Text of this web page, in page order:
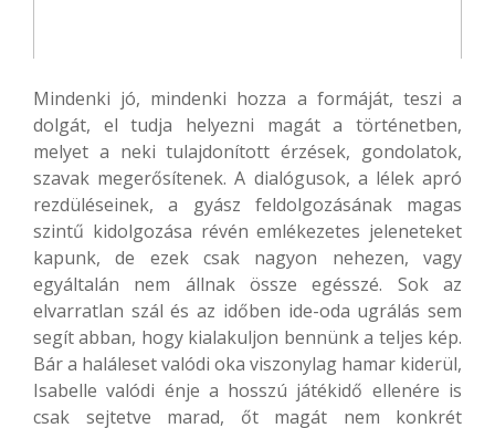
Mindenki jó, mindenki hozza a formáját, teszi a
dolgát, el tudja helyezni magát a történetben,
melyet a neki tulajdonított érzések, gondolatok,
szavak megerősítenek. A dialógusok, a lélek apró
rezdüléseinek, a gyász feldolgozásának magas
szintű kidolgozása révén emlékezetes jeleneteket
kapunk, de ezek csak nagyon nehezen, vagy
egyáltalán nem állnak össze egésszé. Sok az
elvarratlan szál és az időben ide-oda ugrálás sem
segít abban, hogy kialakuljon bennünk a teljes kép.
Bár a haláleset valódi oka viszonylag hamar kiderül,
Isabelle valódi énje a hosszú játékidő ellenére is
csak sejtetve marad, őt magát nem konkrét